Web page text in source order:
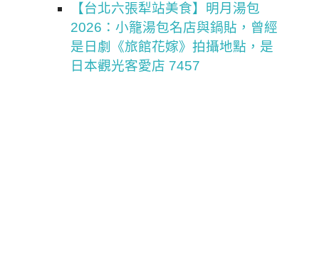
【台北六張犁站美食】明月湯包
2026：小籠湯包名店與鍋貼，曾經
是日劇《旅館花嫁》拍攝地點，是
日本觀光客愛店 7457